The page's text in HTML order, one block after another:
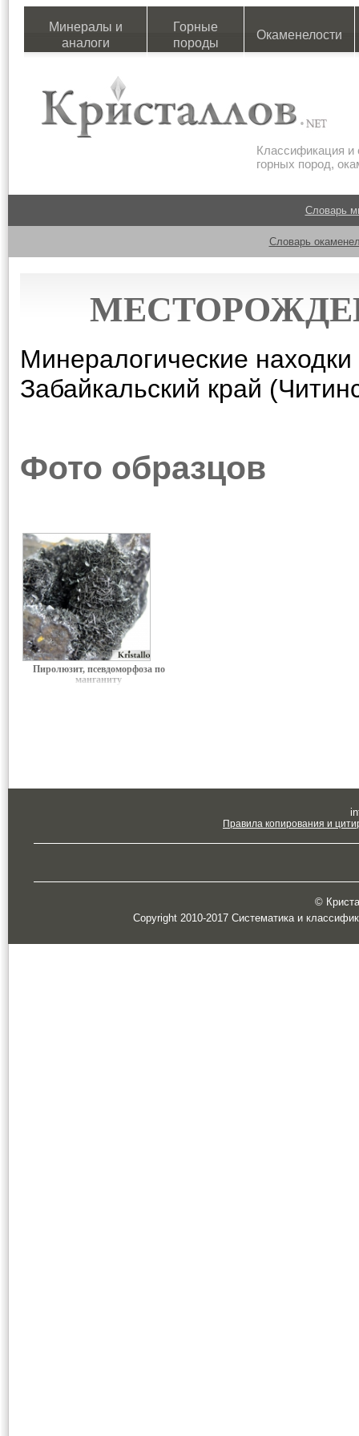
Минералы и
аналоги
Горные
породы
Окаменелости
Классификация и
горных пород,
Словарь
Словарь
Минералогические
Забайкальский край
Фото образцов
Пиролюзит, псевдоморфоза по
манганиту
Правила копирования и
©
Copyright 2010-2017 Систематика и